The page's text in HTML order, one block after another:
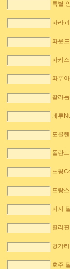
특별
파라
파운
파키
파푸
팔라
페루
포클
폴란
프랑
프랑
피지
필리
헝가
호주